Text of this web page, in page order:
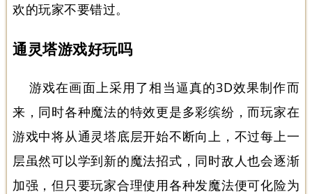
欢的玩家不要错过。
通灵塔游戏好玩吗
游戏在画面上采用了相当逼真的3D效果制作而
来，同时各种魔法的特效更是多彩缤纷，而玩家在
游戏中将从通灵塔底层开始不断向上，不过每上一
层虽然可以学到新的魔法招式，同时敌人也会逐渐
加强，但只要玩家合理使用各种发魔法便可化险为